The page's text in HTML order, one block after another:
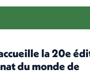
la 20e
du monde de